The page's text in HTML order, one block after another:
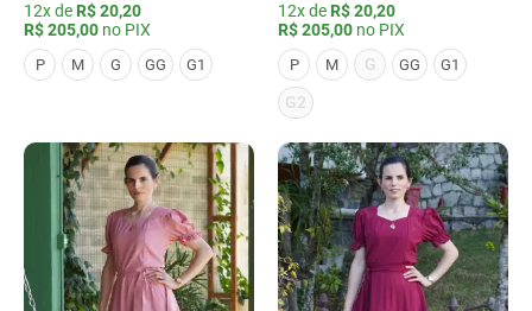
12x de R$ 20,20
R$ 205,00 no PIX
P M G GG G1
12x de R$ 20,20
R$ 205,00 no PIX
P M G GG G1
G2